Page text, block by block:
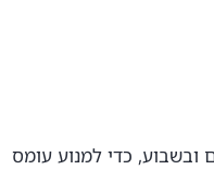
כדי למנוע עומס